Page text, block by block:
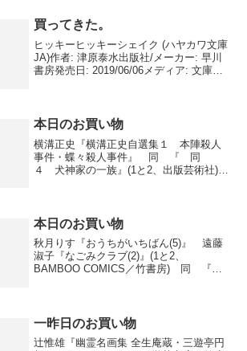
買ってきた。
ヒッキーヒッキーシェイク (ハヤカワ文庫
JA)作者: 津原泰水出版社/メーカー: 早川
書房発売日: 2019/06/06メディア: 文庫こ
本日のお買い物
横溝正史『横溝正史自選集１ 本陣殺人
事件・蝶々殺人事件』 同 『 同
４ 犬神家の一族』(1と2、出版芸術社)
(Hayakawa...
本日のお買い物
秋月りす『おうちがいちばん(5)』 遠藤
淑子『なごみクラブ(2)』(1と2、
BAMBOO COMICS／竹書房) 同 『今
一昨日のお買い物
辻惟雄『幽霊名画集 全生庵蔵・三遊亭円